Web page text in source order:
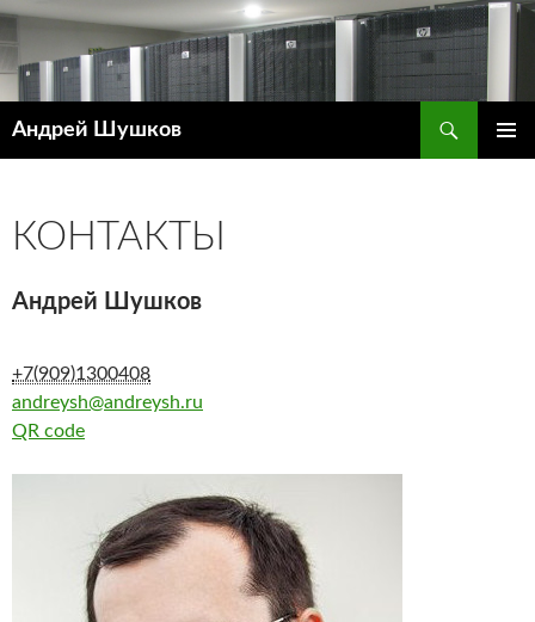
Андрей Шушков
Поиск
КОНТАКТЫ
Андрей Шушков
+7(909)1300408
andreysh@andreysh.ru
QR code